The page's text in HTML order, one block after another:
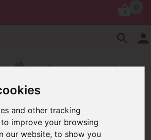
and other tracking
improve your browsing
our website, to show you
Korálky s motivem